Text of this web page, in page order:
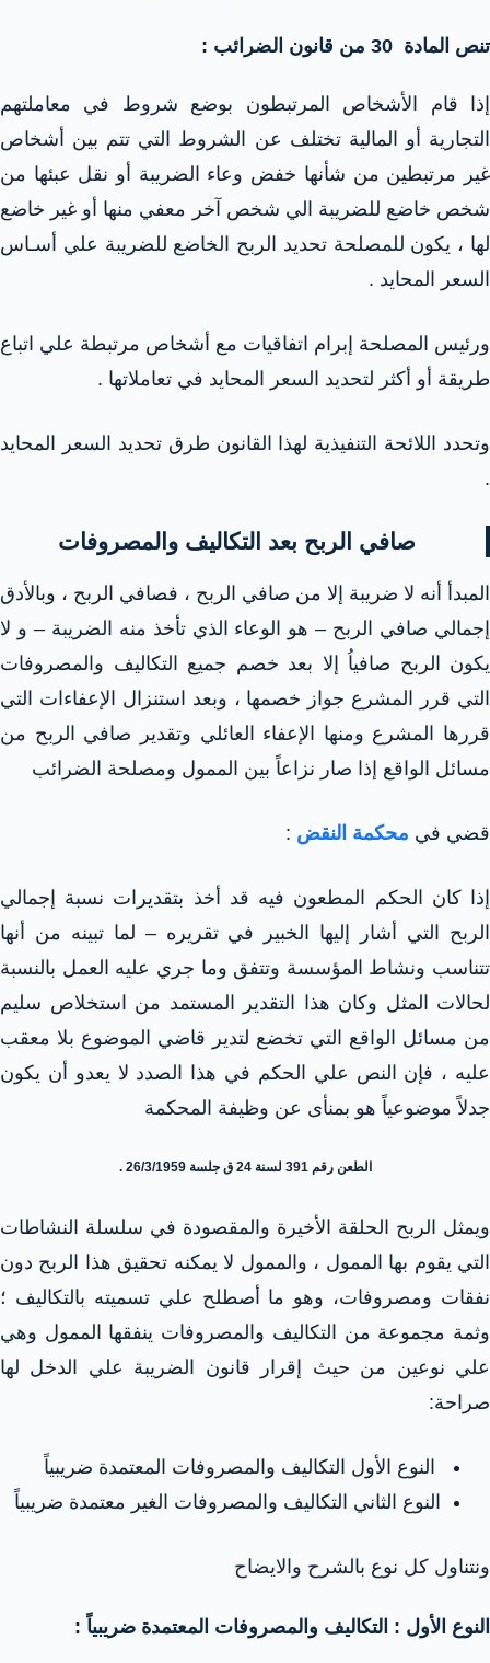
تنص المادة 30 من قانون الضرائب :
إذا قام الأشخاص المرتبطون بوضع شروط في معاملتهم
التجارية أو المالية تختلف عن الشروط التي تتم بين أشخاص
غير مرتبطين من شأنها خفض وعاء الضريبة أو نقل عبئها من
شخص خاضع للضريبة الي شخص آخر معفي منها أو غير خاضع
لها ، يكون للمصلحة تحديد الربح الخاضع للضريبة علي أسـاس
السعر المحايد .
ورئيس المصلحة إبرام اتفاقيات مع أشخاص مرتبطة علي اتباع
طريقة أو أكثر لتحديد السعر المحايد في تعاملاتها .
وتحدد اللائحة التنفيذية لهذا القانون طرق تحديد السعر المحايد
.
صافي الربح بعد التكاليف والمصروفات
المبدأ أنه لا ضريبة إلا من صافي الربح ، فصافي الربح ، وبالأدق
إجمالي صافي الربح – هو الوعاء الذي تأخذ منه الضريبة – و لا
يكون الربح صافياُ إلا بعد خصم جميع التكاليف والمصروفات
التي قرر المشرع جواز خصمها ، وبعد استنزال الإعفاءات التي
قررها المشرع ومنها الإعفاء العائلي وتقدير صافي الربح من
مسائل الواقع إذا صار نزاعاً بين الممول ومصلحة الضرائب
قضي في محكمة النقض :
إذا كان الحكم المطعون فيه قد أخذ بتقديرات نسبة إجمالي
الربح التي أشار إليها الخبير في تقريره – لما تبينه من أنها
تتناسب ونشاط المؤسسة وتتفق وما جري عليه العمل بالنسبة
لحالات المثل وكان هذا التقدير المستمد من استخلاص سليم
من مسائل الواقع التي تخضع لتدير قاضي الموضوع بلا معقب
عليه ، فإن النص علي الحكم في هذا الصدد لا يعدو أن يكون
جدلاً موضوعياً هو بمنأى عن وظيفة المحكمة
الطعن رقم 391 لسنة 24 ق جلسة 26/3/1959 .
ويمثل الربح الحلقة الأخيرة والمقصودة في سلسلة النشاطات
التي يقوم بها الممول ، والممول لا يمكنه تحقيق هذا الربح دون
نفقات ومصروفات، وهو ما أصطلح علي تسميته بالتكاليف ؛
وثمة مجموعة من التكاليف والمصروفات ينفقها الممول وهي
علي نوعين من حيث إقرار قانون الضريبة علي الدخل لها
صراحة:
النوع الأول التكاليف والمصروفات المعتمدة ضريبياً
النوع الثاني التكاليف والمصروفات الغير معتمدة ضريبياً
ونتناول كل نوع بالشرح والايضاح
النوع الأول : التكاليف والمصروفات المعتمدة ضريبياً :